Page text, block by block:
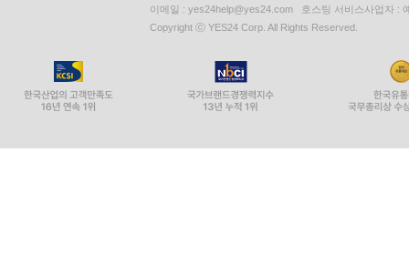
이메일 : yes24help@yes24.com 호스팅 서비스사업자 :
Copyright ⓒ YES24 Corp. All Rights Reserved.